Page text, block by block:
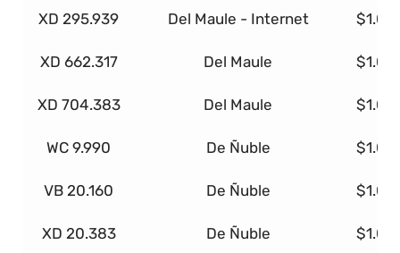
XD 295.939 Del Maule - Internet
XD 662.317 Del Maule
XD 704.383 Del Maule
WC 9.990 De Ñuble
VB 20.160 De Ñuble
XD 20.383 De Ñuble